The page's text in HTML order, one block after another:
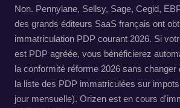
Non. Pennylane, Sellsy, Sage, Cegid,
des grands éditeurs SaaS français ont
immatriculation PDP courant 2026. Si
est PDP agréée, vous bénéficierez
la conformité réforme 2026 sans changer
la liste des PDP immatriculées sur
jour mensuelle). Orizen est en cours